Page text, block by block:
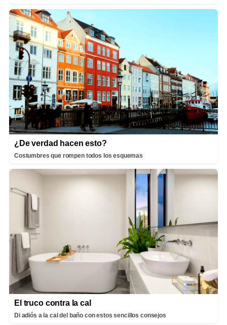
¿De verdad hacen esto?
Costumbres que rompen todos los esquemas
El truco contra la cal
Di adiós a la cal del baño con estos sencillos consejos